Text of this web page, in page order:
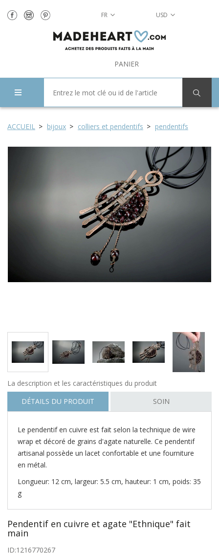
FR USD
PANIER
ACCUEIL bijoux colliers et pendentifs pendentifs
La description et les caractéristiques du produit
DÉTAILS DU PRODUIT
SOIN
Le pendentif en cuivre est fait selon la technique de wire
wrap et décoré de grains d'agate naturelle. Ce pendentif
artisanal possède un lacet confortable et une fourniture
en métal.
Longueur: 12 cm, largeur: 5.5 cm, hauteur: 1 cm, poids: 35
g
Pendentif en cuivre et agate "Ethnique" fait
main
ID:1216770267